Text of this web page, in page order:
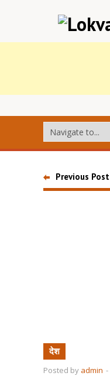
Previous Post
देश
Posted by admin -